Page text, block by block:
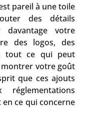
pareil à une toile
des détails
davantage votre
des logos, des
tout ce qui peut
votre goût
que ces ajouts
ce qui concerne